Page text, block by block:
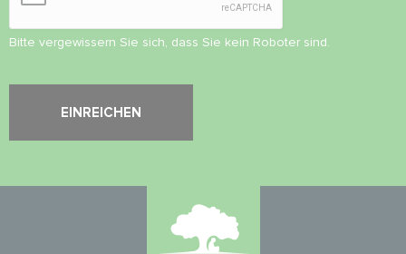
Bitte vergewissern Sie sich, dass Sie kein Roboter sind.